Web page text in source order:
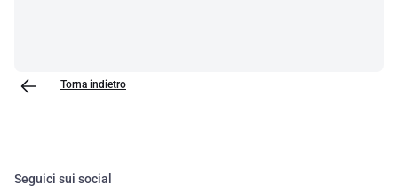
Torna indietro
Seguici sui social